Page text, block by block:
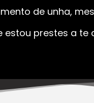
de unha,
prestes a